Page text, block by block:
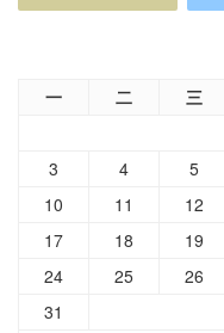
一 二 三
3
4 5
10
11 12
17
18 19
24
25 26
31